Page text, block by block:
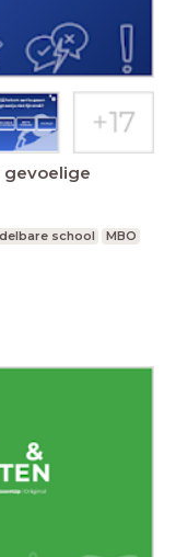
gevoelige
school
MBO